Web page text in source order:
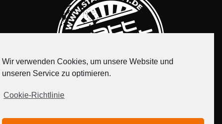
Wir verwenden Cookies, um unsere Website und
unseren Service zu optimieren.
Cookie-Richtlinie